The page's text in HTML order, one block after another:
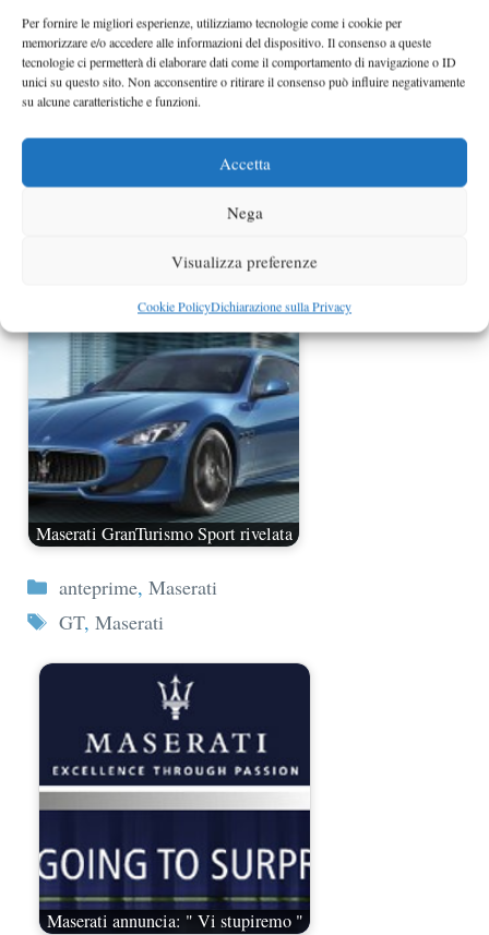
Per fornire le migliori esperienze, utilizziamo tecnologie come i cookie per
memorizzare e/o accedere alle informazioni del dispositivo. Il consenso a queste
tecnologie ci permetterà di elaborare dati come il comportamento di navigazione o ID
unici su questo sito. Non acconsentire o ritirare il consenso può influire negativamente
su alcune caratteristiche e funzioni.
Accetta
Nega
Visualizza preferenze
Cookie PolicyDichiarazione sulla Privacy
al Salone di Parigi
Maserati GranTurismo Sport rivelata
Categorie
anteprime, Maserati
Tag
GT, Maserati
Maserati annuncia: " Vi stupiremo "